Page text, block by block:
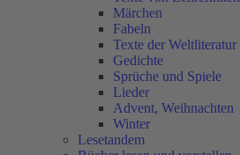
Märchen
Fabeln
Texte der Weltliteratur
Gedichte
Sprüche und Spiele
Lieder
Advent, Weihnachten
Winter
Lesetandem